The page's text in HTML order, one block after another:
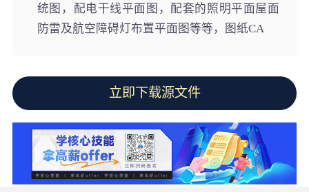
统图，配电干线平面图，配套的照明平面屋面
防雷及航空障碍灯布置平面图等等，图纸CA
立即下载源文件